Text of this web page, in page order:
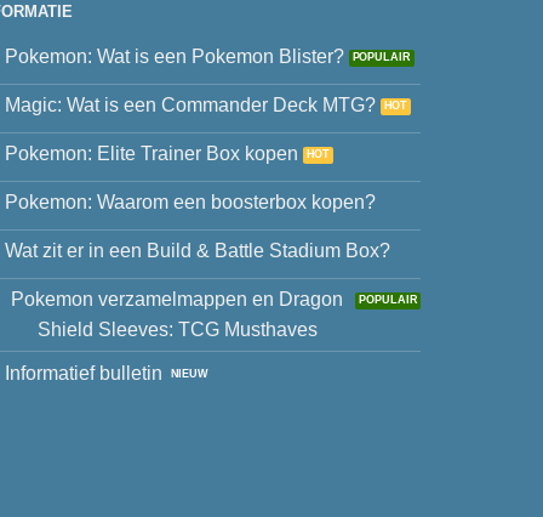
Pokemon: Wat is een Pokemon Blister?
Magic: Wat is een Commander Deck MTG?
Pokemon: Elite Trainer Box kopen
Pokemon: Waarom een boosterbox kopen?
Wat zit er in een Build & Battle Stadium Box?
Pokemon verzamelmappen en Dragon
Shield Sleeves: TCG Musthaves
Informatief bulletin